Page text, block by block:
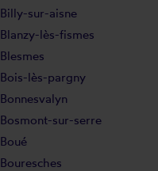
Billy-sur-aisne
Blanzy-lès-fismes
Blesmes
Bois-lès-pargny
Bonnesvalyn
Bosmont-sur-serre
Boué
Bouresches